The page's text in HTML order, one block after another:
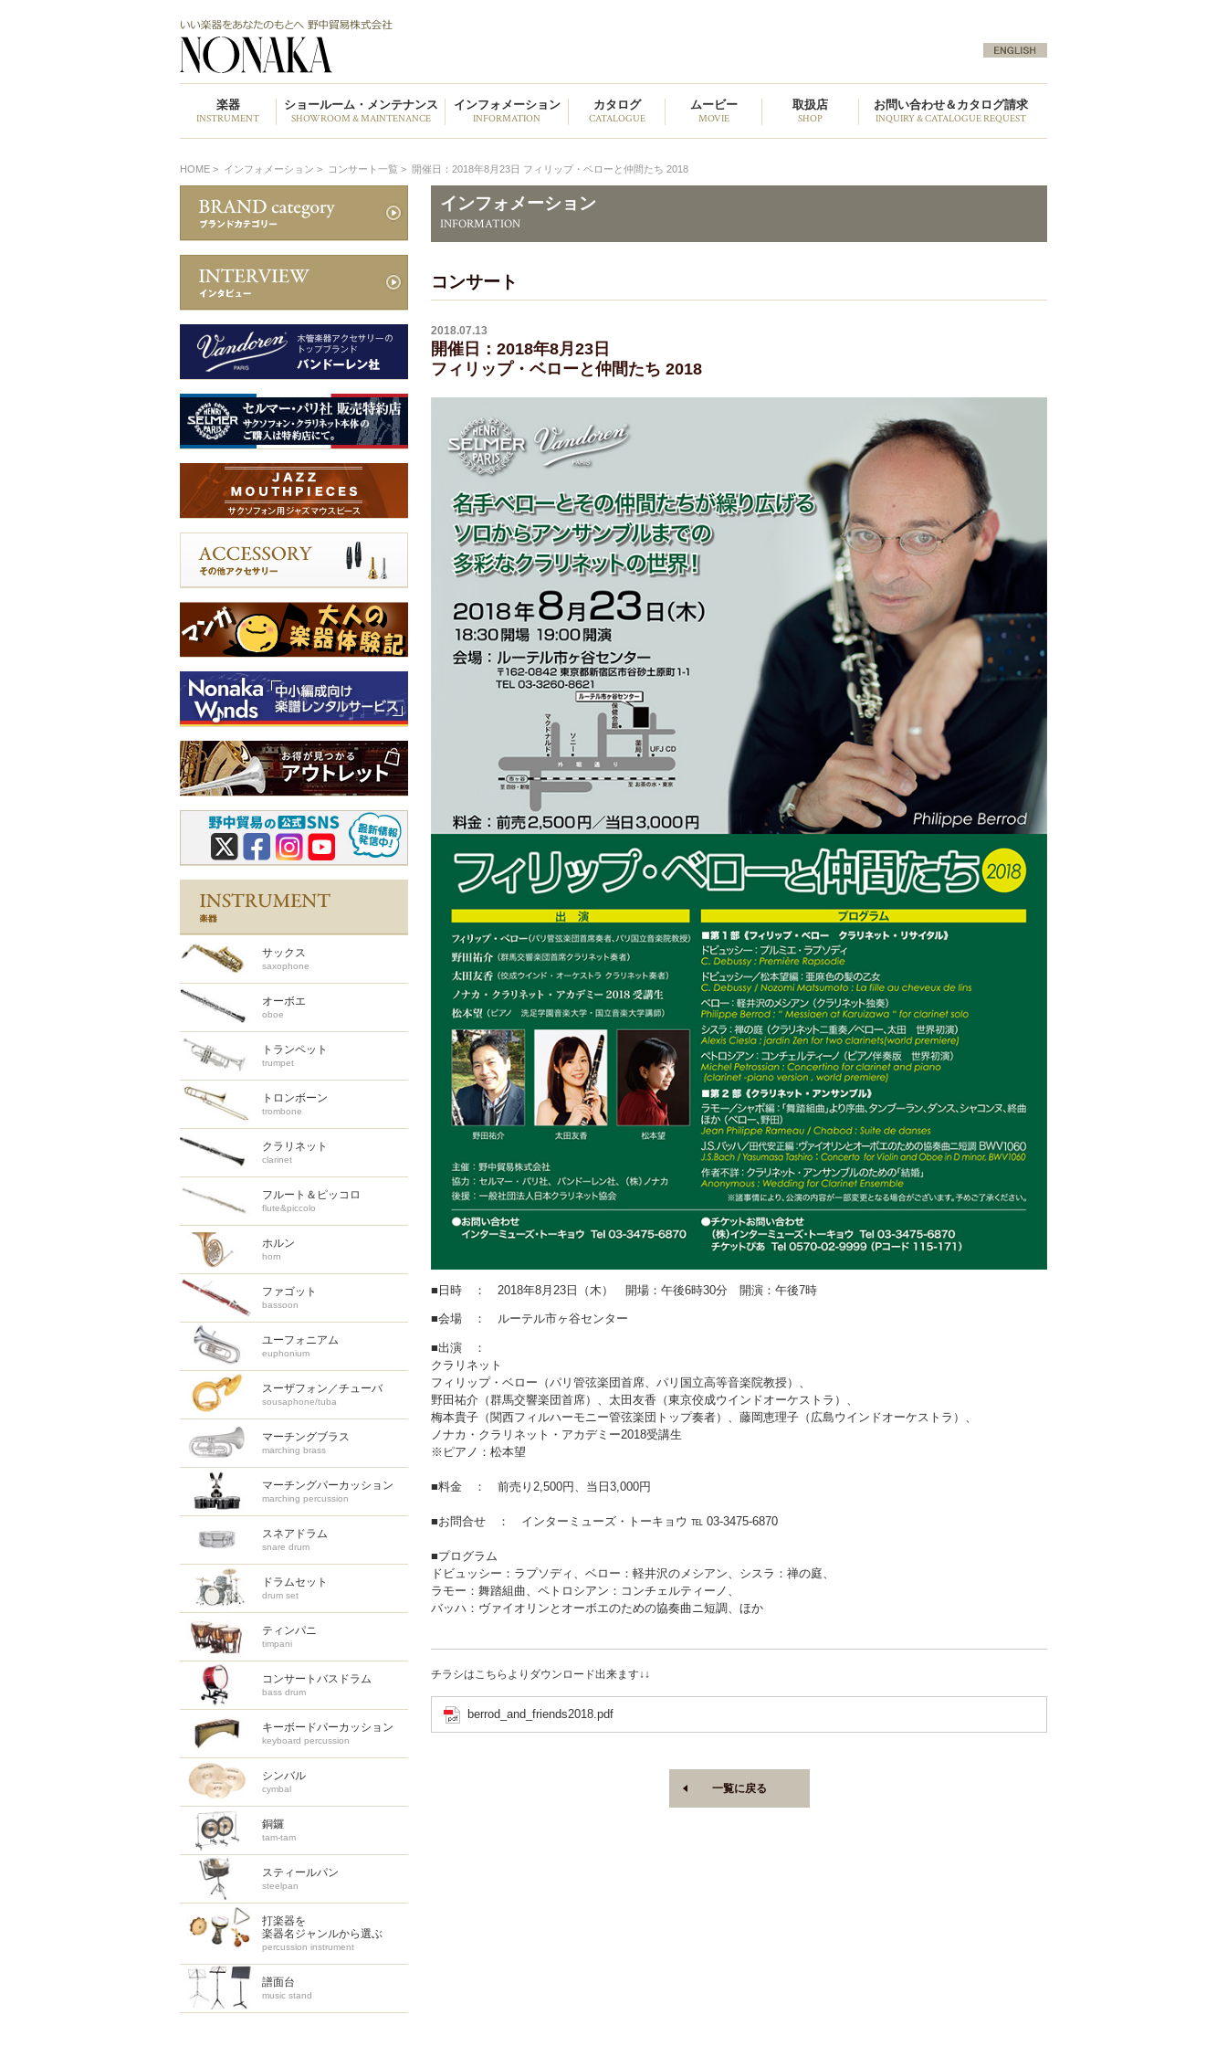
楽器
INSTRUMENT
ショールーム・メンテナンス
SHOWROOM & MAINTENANCE
インフォメーション
INFORMATION
カタログ
CATALOGUE
ムービー
MOVIE
取扱店
SHOP
お問い合わせ＆カタログ請求
INQUIRY & CATALOGUE REQUEST
HOME > インフォメーション > コンサート一覧 > 開催日：2018年8月23日 フィリップ・ベローと仲間たち 2018
インフォメーション
INFORMATION
コンサート
2018.07.13
開催日：2018年8月23日
フィリップ・ベローと仲間たち 2018
■日時 ： 2018年8月23日（木） 開場：午後6時30分 開演：午後7時
■会場 ： ルーテル市ヶ谷センター
■出演 ：
クラリネット
フィリップ・ベロー（パリ管弦楽団首席、パリ国立高等音楽院教授）、
野田祐介（群馬交響楽団首席）、太田友香（東京佼成ウインドオーケストラ）、
梅本貴子（関西フィルハーモニー管弦楽団トップ奏者）、藤岡恵理子（広島ウインドオーケストラ）、
ノナカ・クラリネット・アカデミー2018受講生
※ピアノ：松本望
■料金 ： 前売り2,500円、当日3,000円
■お問合せ ： インターミューズ・トーキョウ ℡ 03-3475-6870
■プログラム
ドビュッシー：ラプソディ、ベロー：軽井沢のメシアン、シスラ：禅の庭、
ラモー：舞踏組曲、ペトロシアン：コンチェルティーノ、
バッハ：ヴァイオリンとオーボエのための協奏曲ニ短調、ほか
チラシはこちらよりダウンロード出来ます↓↓
berrod_and_friends2018.pdf
一覧に戻る
サックス
saxophone
オーボエ
oboe
トランペット
trumpet
トロンボーン
trombone
クラリネット
clarinet
フルート＆ピッコロ
flute&piccolo
ホルン
horn
ファゴット
bassoon
ユーフォニアム
euphonium
スーザフォン／チューバ
sousaphone/tuba
マーチングブラス
marching brass
マーチングパーカッション
marching percussion
スネアドラム
snare drum
ドラムセット
drum set
ティンパニ
timpani
コンサートバスドラム
bass drum
キーボードパーカッション
keyboard percussion
シンバル
cymbal
銅鑼
tam-tam
スティールパン
steelpan
打楽器を
楽器名ジャンルから選ぶ
percussion instrument
譜面台
music stand